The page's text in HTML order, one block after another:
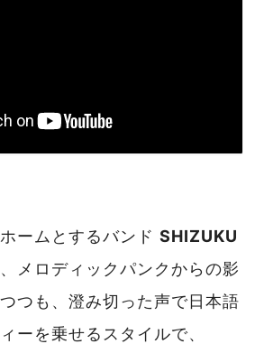
ームとするバンドSHIZUKU
メロディックパンクからの影
つも、澄み切った声で日本語
ーを乗せるスタイルで、